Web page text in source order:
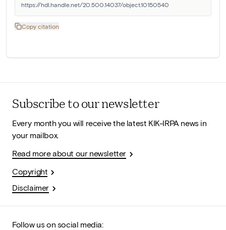
https://hdl.handle.net/20.500.14037/object.10150540
Copy citation
Subscribe to our newsletter
Every month you will receive the latest KIK-IRPA news in
your mailbox.
Read more about our newsletter
Copyright
Disclaimer
Follow us on social media: